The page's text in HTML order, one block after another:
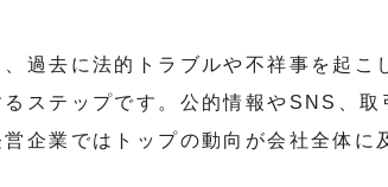
過去に法的トラブルや不祥事を起こ
ステップです。公的情報やSNS、取
企業ではトップの動向が会社全体に